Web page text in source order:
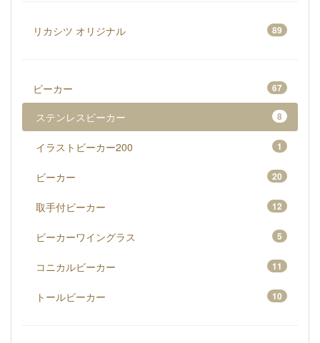
リカシツ オリジナル 89
ビーカー 67
ステンレスビーカー 8
イラストビーカー200 1
ビーカー 20
取手付ビーカー 12
ビーカーワイングラス 5
コニカルビーカー 11
トールビーカー 10